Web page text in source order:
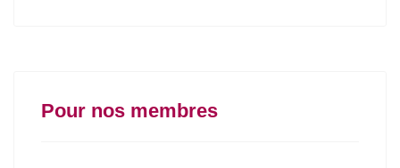
Pour nos membres